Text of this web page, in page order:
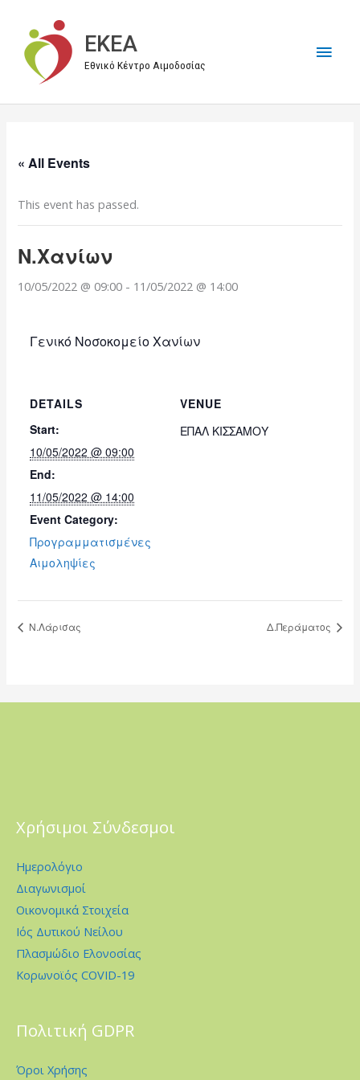
περιεχόμενο
EKEA
Εθνικό Κέντρο Αιμοδοσίας
« All Events
This event has passed.
Ν.Χανίων
10/05/2022 @ 09:00 - 11/05/2022 @ 14:00
Γενικό Νοσοκομείο Χανίων
DETAILS
Start:
10/05/2022 @ 09:00
End:
11/05/2022 @ 14:00
Event Category:
Προγραμματισμένες
Αιμοληψίες
VENUE
ΕΠΑΛ ΚΙΣΣΑΜΟΥ
Ν.Λάρισας Δ.Περάματος
Χρήσιμοι Σύνδεσμοι
Ημερολόγιο
Διαγωνισμοί
Οικονομικά Στοιχεία
Ιός Δυτικού Νείλου
Πλασμώδιο Ελονοσίας
Κορωνοϊός COVID-19
Πολιτική GDPR
Όροι Χρήσης